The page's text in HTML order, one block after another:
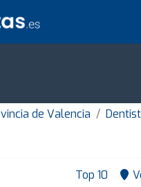
de Valencia
Top 10